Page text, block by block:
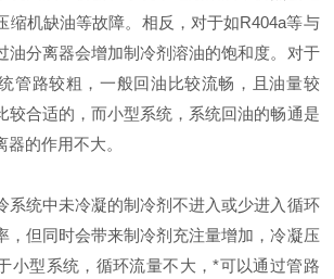
缩机缺油等故障。相反，对于如R404a等与
油分离器会增加制冷剂溶油的饱和度。对于
管路较粗，一般回油比较流畅，且油量较
较合适的，而小型系统，系统回油的畅通是
的作用不大。
统中未冷凝的制冷剂不进入或少进入循环
，但同时会带来制冷剂充注量增加，冷凝压
小型系统，循环流量不大，*可以通过管路